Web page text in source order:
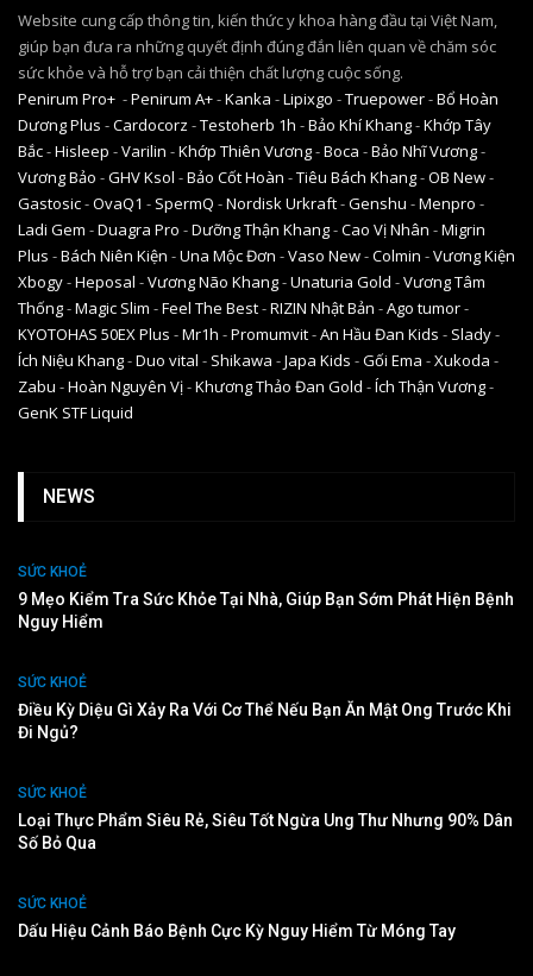
Website cung cấp thông tin, kiến thức y khoa hàng đầu tại Việt Nam,
giúp bạn đưa ra những quyết định đúng đắn liên quan về chăm sóc
sức khỏe và hỗ trợ bạn cải thiện chất lượng cuộc sống.
Penirum Pro+ -Penirum A+-Kanka -Lipixgo -Truepower-Bổ Hoàn
Dương Plus -Cardocorz -Testoherb 1h -Bảo Khí Khang-Khớp Tây
Bắc-Hisleep -Varilin -Khớp Thiên Vương-Boca -Bảo Nhĩ Vương-
Vương Bảo -GHV Ksol -Bảo Cốt Hoàn -Tiêu Bách Khang-OB New-
Gastosic-OvaQ1 - SpermQ -Nordisk Urkraft-Genshu -Menpro -
Ladi Gem -Duagra Pro -Dưỡng Thận Khang-Cao Vị Nhân -Migrin
Plus -Bách Niên Kiện -Una Mộc Đơn -Vaso New-Colmin -Vương Kiện
Xbogy-Heposal -Vương Não Khang-Unaturia Gold -Vương Tâm
Thống-Magic Slim -Feel The Best-RIZIN Nhật Bản -Ago tumor-
KYOTOHAS 50EX Plus -Mr1h -Promumvit-An Hầu Đan Kids - Slady-
Ích Niệu Khang-Duo vital - Shikawa -Japa Kids -Gối Ema -Xukoda -
Zabu -Hoàn Nguyên Vị-Khương Thảo Đan Gold -Ích Thận Vương-
GenK STF Liquid
NEWS
SỨC KHOẺ
9 Mẹo Kiểm Tra Sức Khỏe Tại Nhà, Giúp Bạn Sớm Phát Hiện Bệnh
Nguy Hiểm
SỨC KHOẺ
Điều Kỳ Diệu Gì Xảy Ra Với Cơ Thể Nếu Bạn Ăn Mật Ong Trước Khi
Đi Ngủ?
SỨC KHOẺ
Loại Thực Phẩm Siêu Rẻ, Siêu Tốt Ngừa Ung Thư Nhưng 90% Dân
Số Bỏ Qua
SỨC KHOẺ
Dấu Hiệu Cảnh Báo Bệnh Cực Kỳ Nguy Hiểm Từ Móng Tay